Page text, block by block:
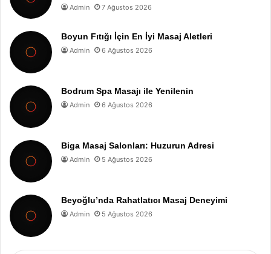
Admin 7 Ağustos 2026
Boyun Fıtığı İçin En İyi Masaj Aletleri
Admin 6 Ağustos 2026
Bodrum Spa Masajı ile Yenilenin
Admin 6 Ağustos 2026
Biga Masaj Salonları: Huzurun Adresi
Admin 5 Ağustos 2026
Beyoğlu’nda Rahatlatıcı Masaj Deneyimi
Admin 5 Ağustos 2026